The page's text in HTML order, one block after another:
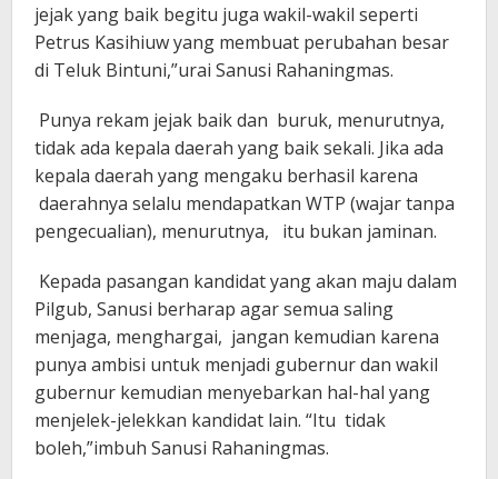
jejak yang baik begitu juga wakil-wakil seperti
Petrus Kasihiuw yang membuat perubahan besar
di Teluk Bintuni,”urai Sanusi Rahaningmas.
Punya rekam jejak baik dan buruk, menurutnya,
tidak ada kepala daerah yang baik sekali. Jika ada
kepala daerah yang mengaku berhasil karena
daerahnya selalu mendapatkan WTP (wajar tanpa
pengecualian), menurutnya, itu bukan jaminan.
Kepada pasangan kandidat yang akan maju dalam
Pilgub, Sanusi berharap agar semua saling
menjaga, menghargai, jangan kemudian karena
punya ambisi untuk menjadi gubernur dan wakil
gubernur kemudian menyebarkan hal-hal yang
menjelek-jelekkan kandidat lain. “Itu tidak
boleh,”imbuh Sanusi Rahaningmas.